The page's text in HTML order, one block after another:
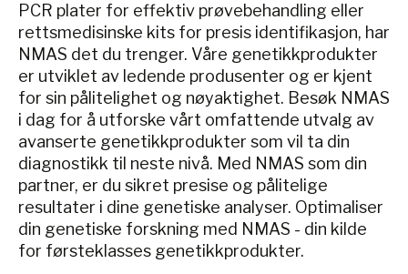
PCR plater for effektiv prøvebehandling eller
rettsmedisinske kits for presis identifikasjon, har
NMAS det du trenger. Våre genetikkprodukter
er utviklet av ledende produsenter og er kjent
for sin pålitelighet og nøyaktighet. Besøk NMAS
i dag for å utforske vårt omfattende utvalg av
avanserte genetikkprodukter som vil ta din
diagnostikk til neste nivå. Med NMAS som din
partner, er du sikret presise og pålitelige
resultater i dine genetiske analyser. Optimaliser
din genetiske forskning med NMAS - din kilde
for førsteklasses genetikkprodukter.